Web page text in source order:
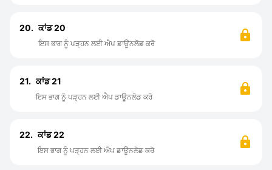
20. ਕਾਂਡ 20
ਇਸ ਭਾਗ ਨੂੰ ਪੜ੍ਹਨ ਲਈ ਐਪ ਡਾਊਨਲੋਡ ਕਰੋ
21. ਕਾਂਡ 21
ਇਸ ਭਾਗ ਨੂੰ ਪੜ੍ਹਨ ਲਈ ਐਪ ਡਾਊਨਲੋਡ ਕਰੋ
22. ਕਾਂਡ 22
ਇਸ ਭਾਗ ਨੂੰ ਪੜ੍ਹਨ ਲਈ ਐਪ ਡਾਊਨਲੋਡ ਕਰੋ